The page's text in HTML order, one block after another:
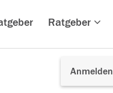
Ratgeber
Anmelden